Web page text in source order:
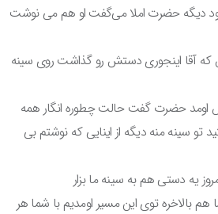
دیگه حضرت املا می‌گفت او هم می نوشت
آقا اینجوری دستش رو گذاشت روی سینه
اومد حضرت گفت حالت چطوره انگار همه
سینه منه دیگه از اینایی که نوشتم بی
یه دستی هم به سینه ما بزار
بالاخره توی این مسیر اومدیم با شما هر